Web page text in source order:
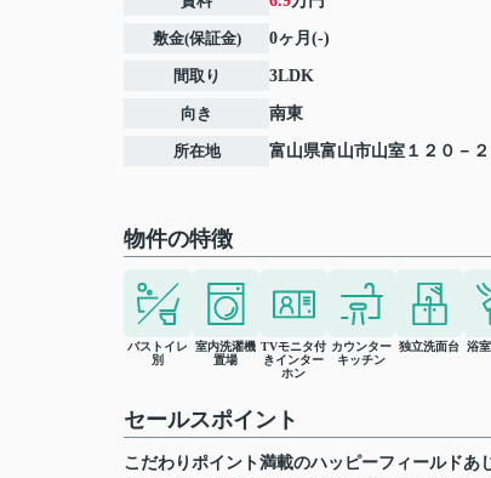
敷金(保証金) 0ヶ月(-)
間取り 3LDK
向き 南東
所在地 富山県富山市山室 １２０－２
物件の特徴
バストイレ
別
室内洗濯機
置場
TVモニタ付
きインター
ホン
カウンター
キッチン
独立洗面台 浴
セールスポイント
こだわりポイント満載のハッピーフィールド